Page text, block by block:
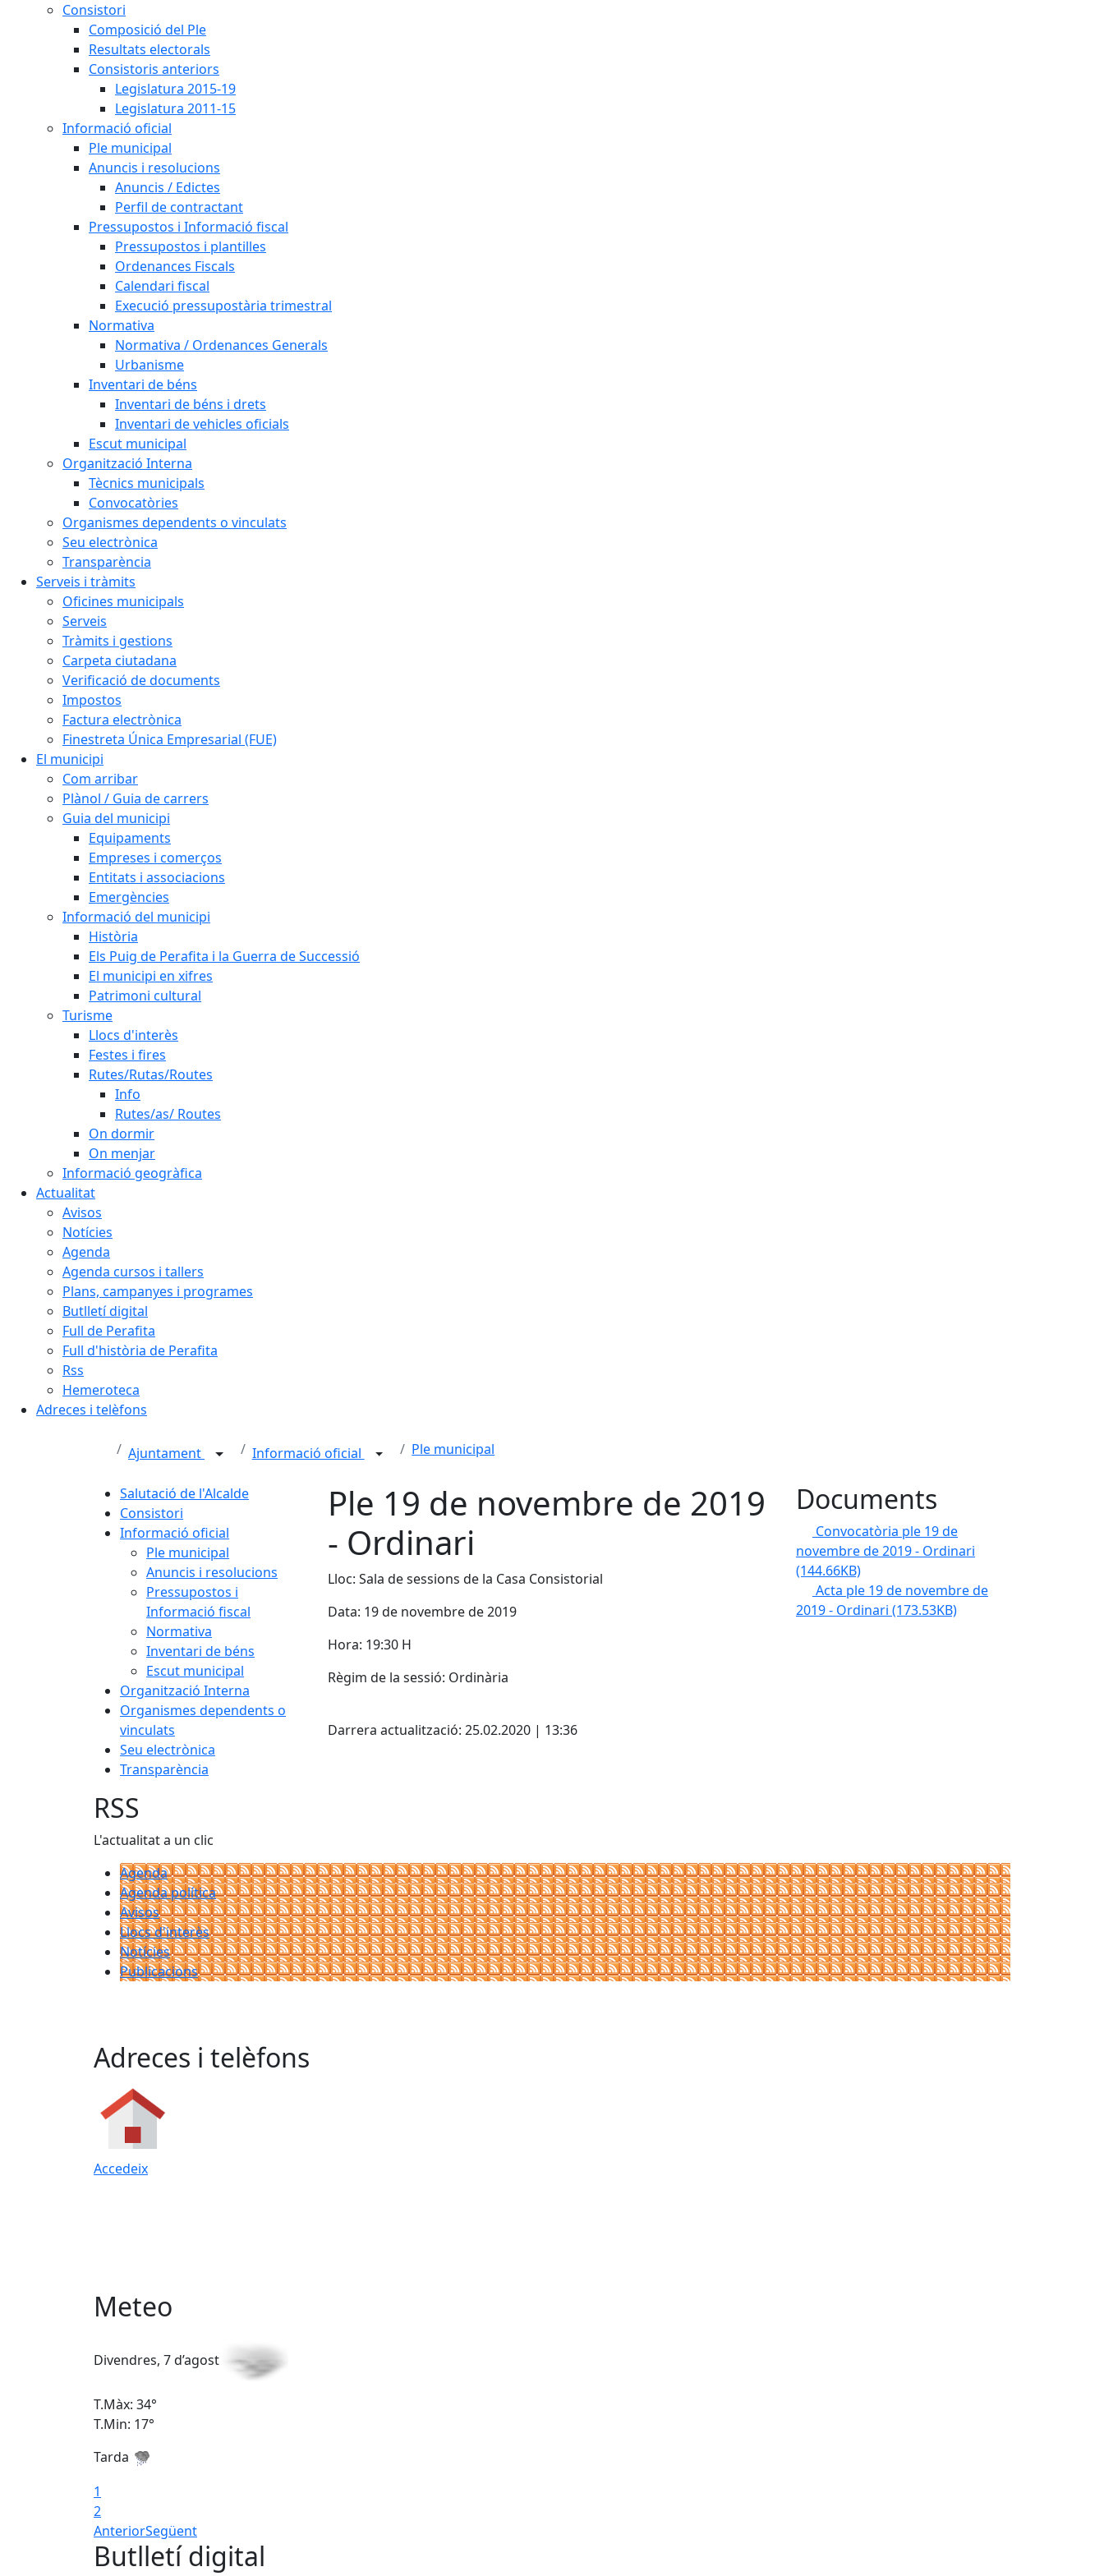
Consistori
Composició del Ple
Resultats electorals
Consistoris anteriors
Legislatura 2015-19
Legislatura 2011-15
Informació oficial
Ple municipal
Anuncis i resolucions
Anuncis / Edictes
Perfil de contractant
Pressupostos i Informació fiscal
Pressupostos i plantilles
Ordenances Fiscals
Calendari fiscal
Execució pressupostària trimestral
Normativa
Normativa / Ordenances Generals
Urbanisme
Inventari de béns
Inventari de béns i drets
Inventari de vehicles oficials
Escut municipal
Organització Interna
Tècnics municipals
Convocatòries
Organismes dependents o vinculats
Seu electrònica
Transparència
Serveis i tràmits
Oficines municipals
Serveis
Tràmits i gestions
Carpeta ciutadana
Verificació de documents
Impostos
Factura electrònica
Finestreta Única Empresarial (FUE)
El municipi
Com arribar
Plànol / Guia de carrers
Guia del municipi
Equipaments
Empreses i comerços
Entitats i associacions
Emergències
Informació del municipi
Història
Els Puig de Perafita i la Guerra de Successió
El municipi en xifres
Patrimoni cultural
Turisme
Llocs d'interès
Festes i fires
Rutes/Rutas/Routes
Info
Rutes/as/ Routes
On dormir
On menjar
Informació geogràfica
Actualitat
Avisos
Notícies
Agenda
Agenda cursos i tallers
Plans, campanyes i programes
Butlletí digital
Full de Perafita
Full d'història de Perafita
Rss
Hemeroteca
Adreces i telèfons
Ajuntament Informació oficial Ple municipal
Salutació de l'Alcalde
Consistori
Informació oficial
Ple municipal
Anuncis i resolucions
Pressupostos i
Informació fiscal
Normativa
Inventari de béns
Escut municipal
Organització Interna
Organismes dependents o
vinculats
Seu electrònica
Transparència
Ple 19 de novembre de 2019
- Ordinari
Lloc: Sala de sessions de la Casa Consistorial
Data: 19 de novembre de 2019
Hora: 19:30 H
Règim de la sessió: Ordinària
Darrera actualització: 25.02.2020 | 13:36
Documents
Convocatòria ple 19 de
novembre de 2019 - Ordinari
(144.66KB)
Acta ple 19 de novembre de
2019 - Ordinari (173.53KB)
RSS
L'actualitat a un clic
Agenda
Agenda política
Avisos
Llocs d'interès
Notícies
Publicacions
Adreces i telèfons
Accedeix
Meteo
Divendres, 7 d’agost
T.Màx: 34°
T.Min: 17°
Tarda
1
2
AnteriorSegüent
Butlletí digital